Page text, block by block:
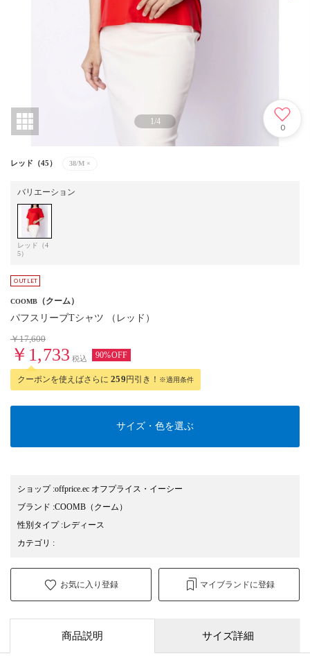
1/4
0
レッド（45） 38/M ×
バリエーション
レッド（4
5）
COOMB （クーム）
パフスリーブTシャツ （レッド）
￥17,600
￥1,733 税込 90%OFF
クーポンを使えばさらに 259円引き！ ※適用条件
サイズ・色を選ぶ
ショップ:offprice.ec オフプライス・イーシー
ブランド :COOMB （クーム）
性別タイプ:レディース
カテゴリ :
お気に入り登録 マイブランドに登録
商品説明 サイズ詳細